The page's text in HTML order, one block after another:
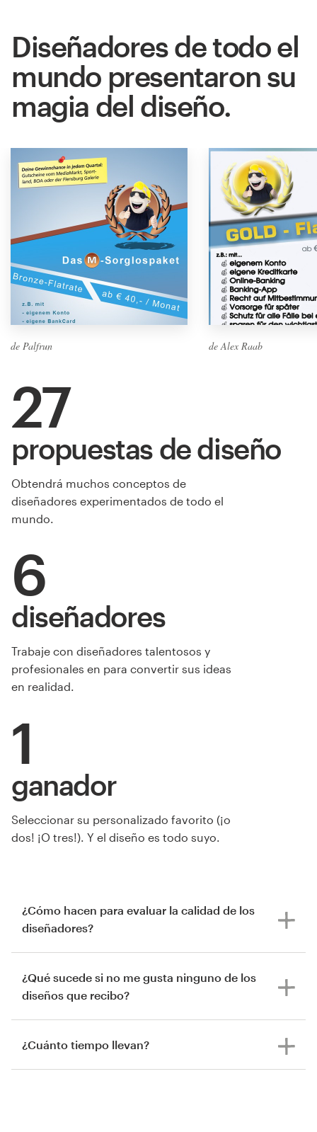
Diseñadores de todo el
mundo presentaron su
magia del diseño.
de Palfrun de Alex Raab
27
propuestas de diseño
Obtendrá muchos conceptos de
diseñadores experimentados de todo el
mundo.
6
diseñadores
Trabaje con diseñadores talentosos y
profesionales en para convertir sus ideas
en realidad.
1
ganador
Seleccionar su personalizado favorito (¡o
dos! ¡O tres!). Y el diseño es todo suyo.
¿Cómo hacen para evaluar la calidad de los
diseñadores?
¿Qué sucede si no me gusta ninguno de los
diseños que recibo?
¿Cuánto tiempo llevan?